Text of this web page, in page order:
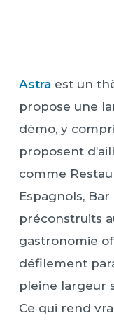
Astraest un
propose une
démo, y
proposent
comme
Espagnols,
préconstruits
gastronomie
défilement
pleine largeur
Ce qui rend